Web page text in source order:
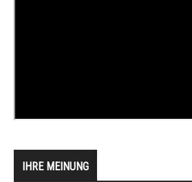
IHRE MEINUNG